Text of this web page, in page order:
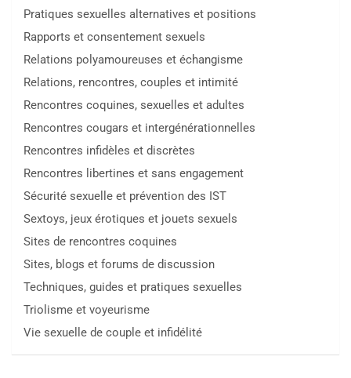
Pratiques sexuelles alternatives et positions
Rapports et consentement sexuels
Relations polyamoureuses et échangisme
Relations, rencontres, couples et intimité
Rencontres coquines, sexuelles et adultes
Rencontres cougars et intergénérationnelles
Rencontres infidèles et discrètes
Rencontres libertines et sans engagement
Sécurité sexuelle et prévention des IST
Sextoys, jeux érotiques et jouets sexuels
Sites de rencontres coquines
Sites, blogs et forums de discussion
Techniques, guides et pratiques sexuelles
Triolisme et voyeurisme
Vie sexuelle de couple et infidélité